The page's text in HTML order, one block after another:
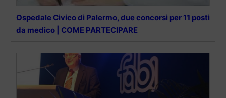
Ospedale Civico di Palermo, due concorsi per 11 posti
da medico | COME PARTECIPARE